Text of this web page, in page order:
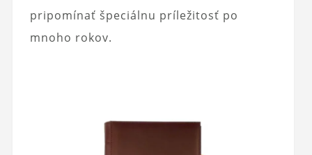
pripomínať špeciálnu príležitosť po
mnoho rokov.